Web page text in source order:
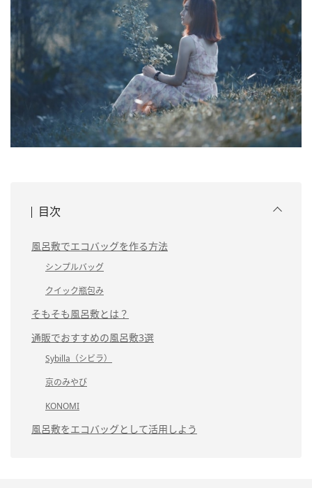
目次
風呂敷でエコバッグを作る方法
シンプルバッグ
クイック瓶包み
そもそも風呂敷とは？
通販でおすすめの風呂敷3選
Sybilla（シビラ）
京のみやび
KONOMI
風呂敷をエコバッグとして活用しよう